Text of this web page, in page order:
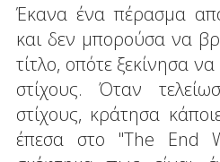
Έκανα ένα πέρασμα
και δεν μπορούσα να
τίτλο, οπότε ξεκίνησα
στίχους. Όταν
στίχους, κράτησα
έπεσα στο "The End